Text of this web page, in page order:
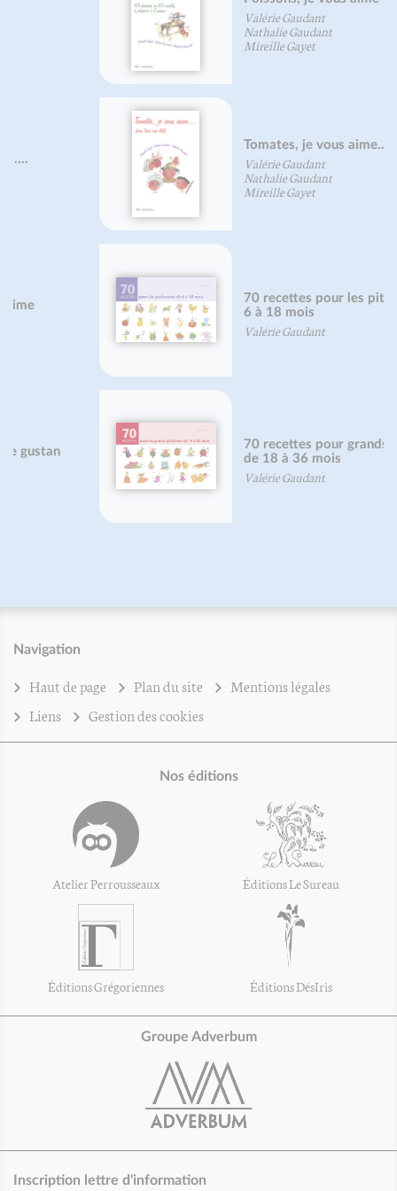
Valérie Gaudant
Nathalie Gaudant
Mireille Gayet
Tomates, je vous aime...
Valérie Gaudant
Nathalie Gaudant
Mireille Gayet
70 recettes pour les pitchouns de
6 à 18 mois
Valérie Gaudant
70 recettes pour grands pitchouns
de 18 à 36 mois
Valérie Gaudant
Navigation
Haut de page Plan du site
Mentions légales
Liens
Gestion des cookies
Nos éditions
Atelier Perrousseaux Éditions Le Sureau
Éditions Grégoriennes Éditions DésIris
Groupe Adverbum
Inscription lettre d'information